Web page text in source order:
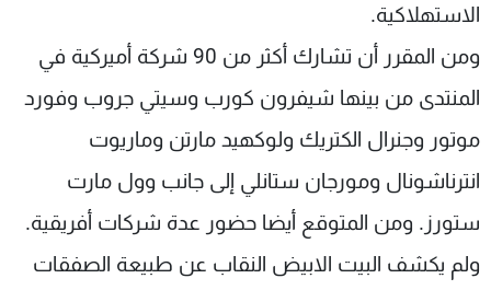
الاستهلاكية.
ومن المقرر أن تشارك أكثر من 90 شركة أميركية في
المنتدى من بينها شيفرون كورب وسيتي جروب وفورد
موتور وجنرال الكتريك ولوكهيد مارتن وماريوت
انترناشونال ومورجان ستانلي إلى جانب وول مارت
ستورز. ومن المتوقع أيضا حضور عدة شركات أفريقية.
ولم يكشف البيت الابيض النقاب عن طبيعة الصفقات